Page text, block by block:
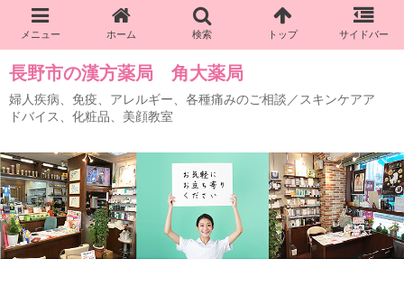
長野市の漢方薬局 角大薬局
婦人疾病、免疫、アレルギー、各種痛みのご相談／スキンケアア
ドバイス、化粧品、美顔教室